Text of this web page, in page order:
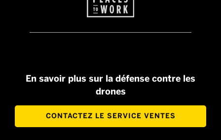
En savoir plus sur la défense contre les
drones
CONTACTEZ LE SERVICE VENTES